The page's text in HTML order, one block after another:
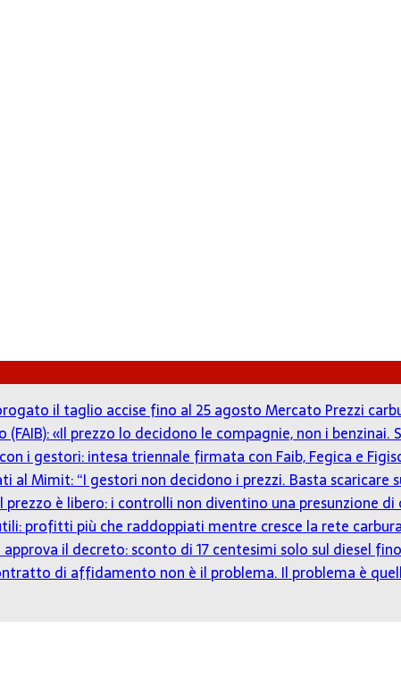
il taglio accise fino al 25 agostoMercato Prezzi
(FAIB): «Il prezzo lo decidono le compagnie, non i
i gestori: intesa triennale firmata con Faib, Fegica e
al Mimit: “I gestori non decidono i prezzi. Basta scaricare
prezzo è libero: i controlli non diventino una presunzione di
profitti più che raddoppiati mentre cresce la rete
approva il decreto: sconto di 17 centesimi solo sul diesel
di affidamento non è il problema. Il problema è